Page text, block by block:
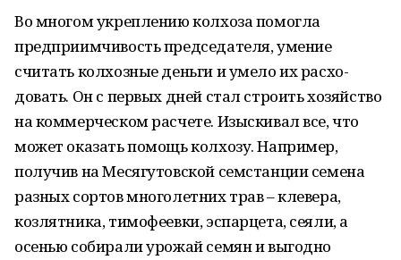
Во многом укреплению колхоза помогла
предприимчивость председателя, умение
считать колхозные деньги и умело их расхо­
довать. Он с первых дней стал строить хозяйство
на коммерчес­ком расчете. Изыскивал все, что
может оказать помощь колхозу. Например,
получив на Месягутовской семстанции семена
разных сортов многолетних трав – клевера,
козлятника, тимофеевки, эспарцета, сеяли, а
осенью собирали урожай семян и выгодно